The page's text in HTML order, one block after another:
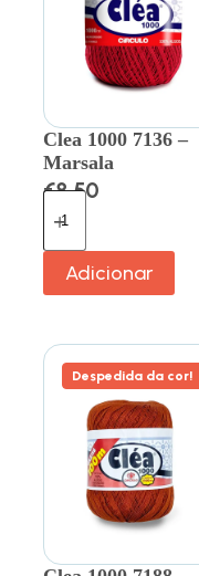
Clea 1000 7136 –
Marsala
€8.50
Adicionar
Despedida da cor!